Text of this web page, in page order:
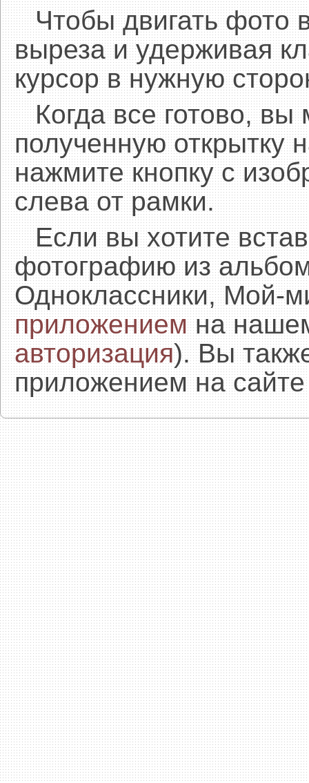
Чтобы двигать фото
выреза и удерживая
курсор в нужную
Когда все готово,
полученную открытку
нажмите кнопку с
слева от рамки.
Если вы хотите
фотографию из
Одноклассники, Мой-
приложениемна нашем
авторизация). Вы
приложением на сайте